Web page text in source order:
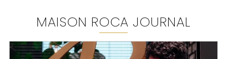
MAISON ROCA JOURNAL